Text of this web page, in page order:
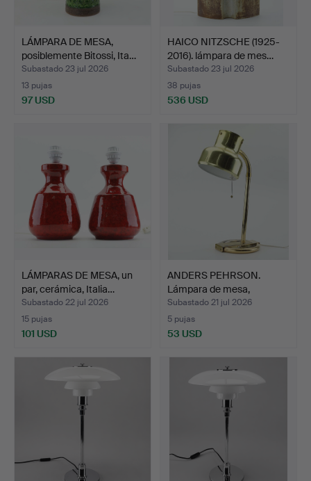
LÁMPARA DE MESA,
posiblemente Bitossi, Ita…
Subastado 23 jul 2026
13 pujas
97 USD
HAICO NITZSCHE (1925-
2016). lámpara de mes…
Subastado 23 jul 2026
38 pujas
536 USD
LÁMPARAS DE MESA, un
par, cerámica, Italia…
Subastado 22 jul 2026
15 pujas
101 USD
ANDERS PEHRSON.
Lámpara de mesa,
"Bumling"…
Subastado 21 jul 2026
5 pujas
53 USD